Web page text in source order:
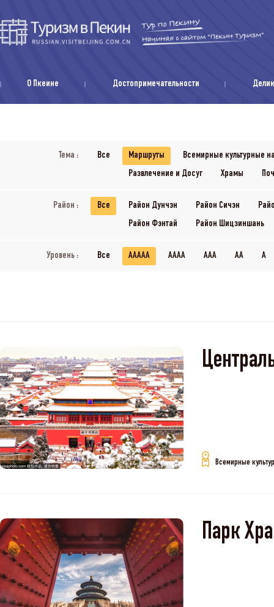
О Пкеине Достопримечательности
Тема : Все Маршруты
Всемирные культурные
Развлечение и Досуг
Храмы
Район : Все Район Дунчэн Район Сичэн
Район Фэнтай
Район Шицзиншань
Уровень : Все AAAAA AAAA AAA AA A
Всемирные
Парк